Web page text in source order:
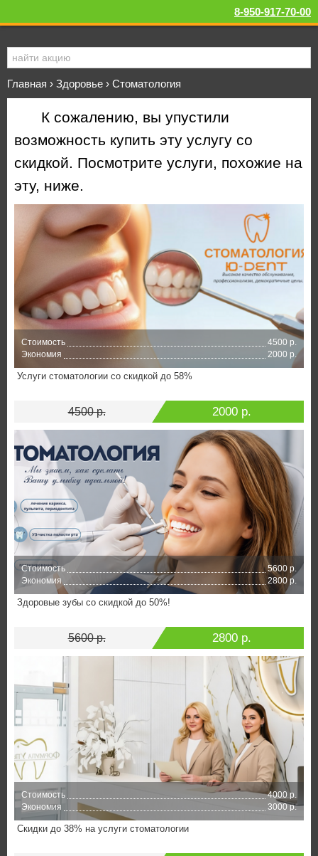
8-950-917-70-00
Главная › Здоровье › Стоматология
К сожалению, вы упустили
возможность купить эту услугу со
скидкой. Посмотрите услуги, похожие на
эту, ниже.
Стоимость
4500 р.
Экономия
2000 р.
Услуги стоматологии со скидкой до 58%
4500 р. 2000 р.
Стоимость
5600 р.
Экономия
2800 р.
Здоровые зубы со скидкой до 50%!
5600 р. 2800 р.
Стоимость
4000 р.
Экономия
3000 р.
Скидки до 38% на услуги стоматологии